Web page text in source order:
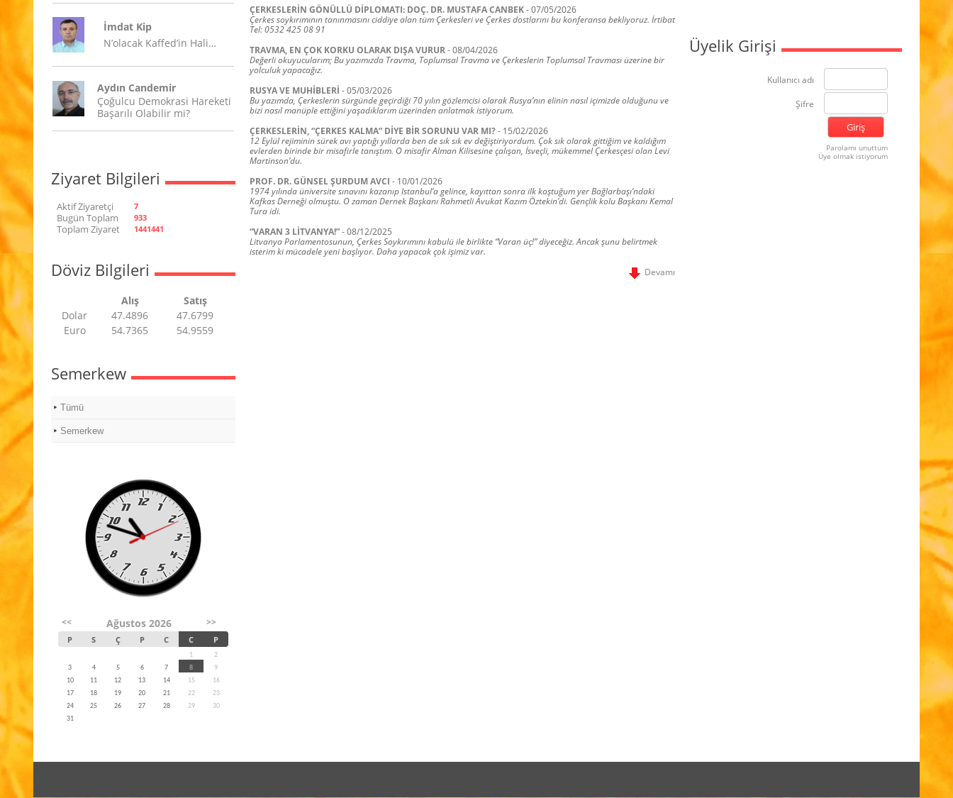
İmdat Kip
N’olacak Kaffed’in Hali…
Aydın Candemir
Çoğulcu Demokrasi Hareketi
Başarılı Olabilir mi?
Ziyaret Bilgileri
Aktif Ziyaretçi 7
Bugün Toplam 933
Toplam Ziyaret 1441441
Döviz Bilgileri
Alış
Satış
Dolar
47.4896
47.6799
Euro
54.7365 54.9559
Semerkew
Tümü
Semerkew
<< Ağustos 2026 >>
P S Ç P C C P
1
2
3
4 5 6 7 8
9
10
11 12 13 14 15
16
17
18 19 20 21 22
23
24
25 26 27 28 29
30
31
ÇERKESLERİN GÖNÜLLÜ DİPLOMATI: DOÇ. DR. MUSTAFA CANBEK-07/05/2026
Çerkes soykırımının tanınmasını ciddiye alan tüm Çerkesleri ve Çerkes dostlarını bu konferansa bekliyoruz. İrtibat
Tel: 0532 425 08 91
TRAVMA, EN ÇOK KORKU OLARAK DIŞA VURUR-08/04/2026
Değerli okuyucularım; Bu yazımızda Travma, Toplumsal Travma ve Çerkeslerin Toplumsal Travması üzerine bir
yolculuk yapacağız.
RUSYA VE MUHİBLERİ -05/03/2026
Bu yazımda, Çerkeslerin sürgünde geçirdiği 70 yılın gözlemcisi olarak Rusya’nın elinin nasıl içimizde olduğunu ve
bizi nasıl manüple ettiğini yaşadıklarım üzerinden anlatmak istiyorum.
ÇERKESLERİN, “ÇERKES KALMA” DİYE BİR SORUNU VAR MI?- 15/02/2026
12 Eylül rejiminin sürek avı yaptığı yıllarda ben de sık sık ev değiştiriyordum. Çok sık olarak gittiğim ve kaldığım
evlerden birinde bir misafirle tanıştım. O misafir Alman Kilisesine çalışan, İsveçli, mükemmel Çerkesçesi olan Levi
Martinson’du.
PROF. DR. GÜNSEL ŞURDUM AVCI - 10/01/2026
1974 yılında üniversite sınavını kazanıp Istanbul’a gelince, kayıttan sonra ilk koştuğum yer Bağlarbaşı’ndaki
Kafkas Derneği olmuştu. O zaman Dernek Başkanı Rahmetli Avukat Kazım Öztekin’di. Gençlik kolu Başkanı Kemal
Tura idi.
“VARAN 3 LİTVANYA!”-08/12/2025
Litvanya Parlamentosunun, Çerkes Soykırımını kabulü ile birlikte “Varan üç!” diyeceğiz. Ancak şunu belirtmek
isterim ki mücadele yeni başlıyor. Daha yapacak çok işimiz var.
Devamı
Üyelik Girişi
Kullanıcı adı
Şifre
Parolamı unuttum
Üye olmak istiyorum